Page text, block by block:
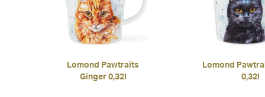
Lomond Pawtraits
Ginger 0,32l
Lomond
0,32l